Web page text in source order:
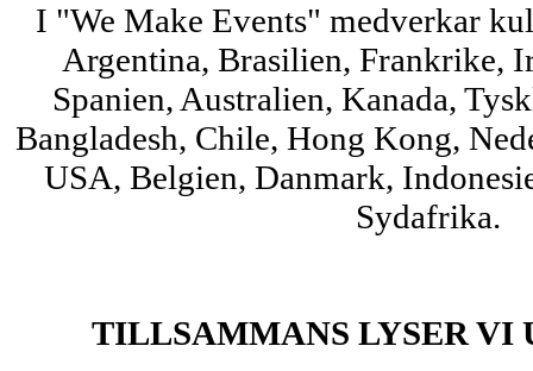
I "We Make Events" medverkar
Argentina, Brasilien, Frankrike,
Spanien, Australien, Kanada,
Bangladesh, Chile, Hong Kong,
USA, Belgien, Danmark,
Sydafrika.
TILLSAMMANS LYSER VI